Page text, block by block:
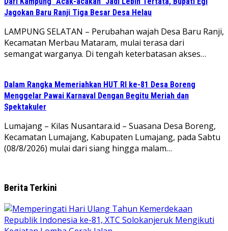
Jagokan Baru Ranji Tiga Besar Desa Helau
LAMPUNG SELATAN – Perubahan wajah Desa Baru Ranji,
Kecamatan Merbau Mataram, mulai terasa dari
semangat warganya. Di tengah keterbatasan akses…
Dalam Rangka Memeriahkan HUT RI ke-81 Desa Boreng
Menggelar Pawai Karnaval Dengan Begitu Meriah dan
Spektakuler
Lumajang – Kilas Nusantara.id – Suasana Desa Boreng,
Kecamatan Lumajang, Kabupaten Lumajang, pada Sabtu
(08/8/2026) mulai dari siang hingga malam…
Berita Terkini